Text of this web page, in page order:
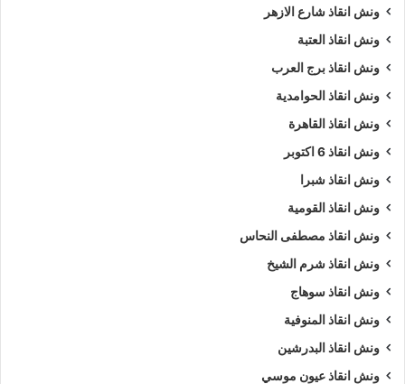
ونش انقاذ شارع الازهر
ونش انقاذ العتبة
ونش انقاذ برج العرب
ونش انقاذ الحوامدية
ونش انقاذ القاهرة
ونش انقاذ 6 اكتوبر
ونش انقاذ شبرا
ونش انقاذ القومية
ونش انقاذ مصطفى النحاس
ونش انقاذ شرم الشيخ
ونش انقاذ سوهاج
ونش انقاذ المنوفية
ونش انقاذ البدرشين
ونش انقاذ عيون موسي